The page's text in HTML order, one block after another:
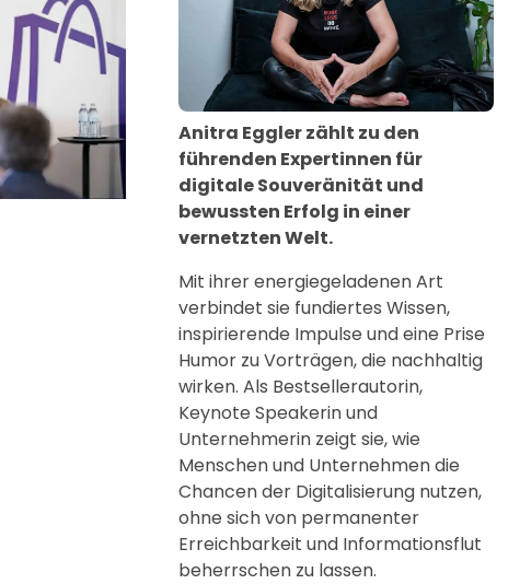
Anitra Eggler zählt zu den
führenden Expertinnen für
digitale Souveränität und
bewussten Erfolg in einer
vernetzten Welt.
Mit ihrer energiegeladenen Art
verbindet sie fundiertes Wissen,
inspirierende Impulse und eine Prise
Humor zu Vorträgen, die nachhaltig
wirken. Als Bestsellerautorin,
Keynote Speakerin und
Unternehmerin zeigt sie, wie
Menschen und Unternehmen die
Chancen der Digitalisierung nutzen,
ohne sich von permanenter
Erreichbarkeit und Informationsflut
beherrschen zu lassen.